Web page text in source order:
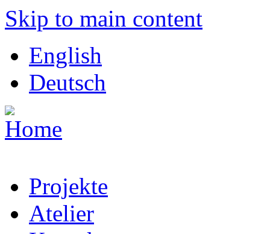
Skip to main content
English
Deutsch
Projekte
Atelier